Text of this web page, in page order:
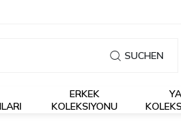
SUCHEN
ERKEK
KOLEKSIYONU